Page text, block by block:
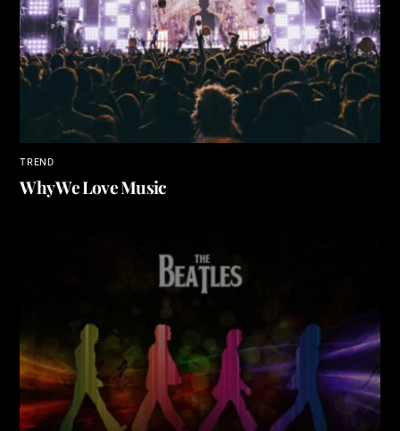
TREND
Why We Love Music